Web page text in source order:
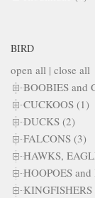
BIRD
open all | close all
BOOBIES and
CUCKOOS (1)
DUCKS (2)
FALCONS (3)
HAWKS,
HOOPOES